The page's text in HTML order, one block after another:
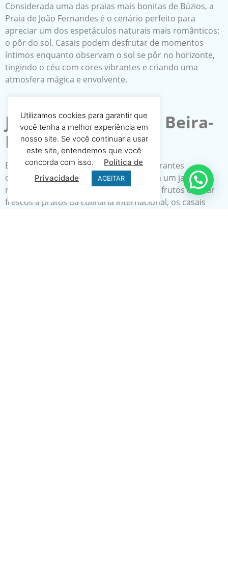
Considerada uma das praias mais bonitas de Búzios, a
Praia de João Fernandes é o cenário perfeito para
apreciar um dos espetáculos naturais mais românticos:
o pôr do sol. Casais podem desfrutar de momentos
íntimos enquanto observam o sol se pôr no horizonte,
tingindo o céu com cores vibrantes e criando uma
atmosfera mágica e envolvente.
Jantar Romântico à Beira-
Mar
Búzios oferece uma variedade de restaurantes
charmosos e sofisticados, perfeitos para um jantar
romântico à luz de velas à beira-mar. De frutos do mar
frescos a pratos da culinária internacional, os casais
Utilizamos cookies para garantir que
você tenha a melhor experiência em
nosso site. Se você continuar a usar
este site, entendemos que você
concorda com isso.
Política de
Privacidade
ACEITAR